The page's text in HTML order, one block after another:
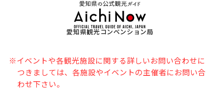
愛知県観光コンベンション局
※イベントや各観光施設に関する詳しいお問い合わせに
つきましては、各施設やイベントの主催者にお問い合
わせ下さい。